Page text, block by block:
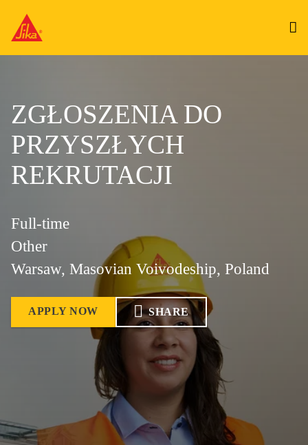
ZGŁOSZENIA DO
PRZYSZŁYCH
REKRUTACJI
Full-time
Other
Warsaw, Masovian Voivodeship, Poland
APPLY NOW SHARE